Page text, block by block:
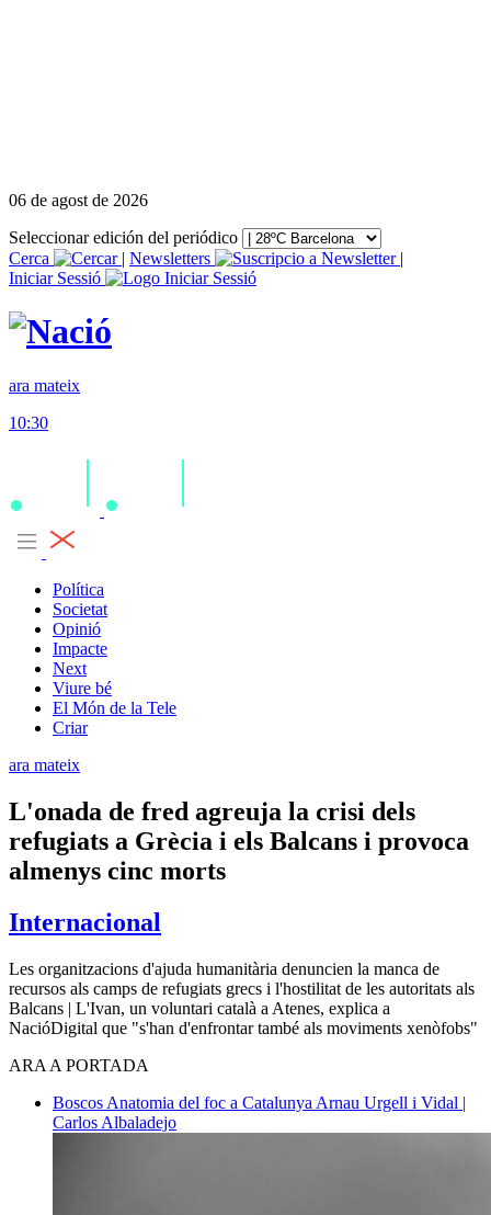
06 de agost de 2026
Seleccionar edición del periódico
Cerca
| Newsletters
|
Iniciar Sessió
ara mateix
10:30
Política
Societat
Opinió
Impacte
Next
Viure bé
El Món de la Tele
Criar
ara mateix
L'onada de fred agreuja la crisi dels
refugiats a Grècia i els Balcans i provoca
almenys cinc morts
Internacional
Les organitzacions d'ajuda humanitària denuncien la manca de
recursos als camps de refugiats grecs i l'hostilitat de les autoritats als
Balcans | L'Ivan, un voluntari català a Atenes, explica a
NacióDigital que "s'han d'enfrontar també als moviments xenòfobs"
ARA A PORTADA
Boscos Anatomia del foc a Catalunya Arnau Urgell i Vidal |
Carlos Albaladejo